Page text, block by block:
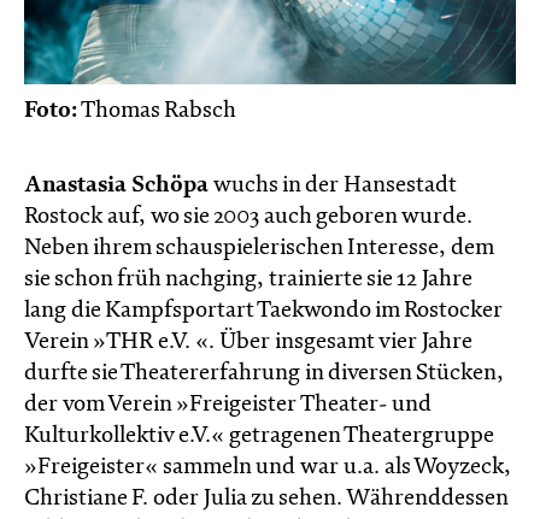
Foto:Thomas Rabsch
Anastasia Schöpa wuchs in der Hansestadt
Rostock auf, wo sie 2003 auch geboren wurde.
Neben ihrem schauspielerischen Interesse, dem
sie schon früh nachging, trainierte sie 12 Jahre
lang die Kampfsportart Taekwondo im Rostocker
Verein »THR e.V. «. Über insgesamt vier Jahre
durfte sie Theatererfahrung in diversen Stücken,
der vom Verein »Freigeister Theater- und
Kulturkollektiv e.V.« getragenen Theatergruppe
»Freigeister« sammeln und war u.a. als Woyzeck,
Christiane F. oder Julia zu sehen. Währenddessen